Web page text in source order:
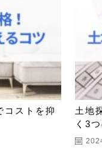
コストを抑
土地
く3